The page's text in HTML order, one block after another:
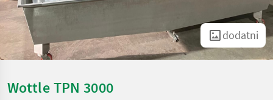
dodatni
Wottle TPN 3000